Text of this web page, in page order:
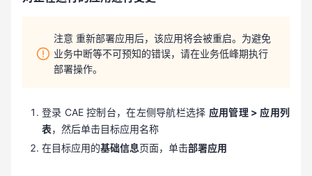
注意 重新部署应用后，该应用将会被重启。为避免
业务中断等不可预知的错误，请在业务低峰期执行
部署操作。
登录 CAE 控制台，在左侧导航栏选择 应用管理 > 应用列
表，然后单击目标应用名称
在目标应用的基础信息页面，单击部署应用